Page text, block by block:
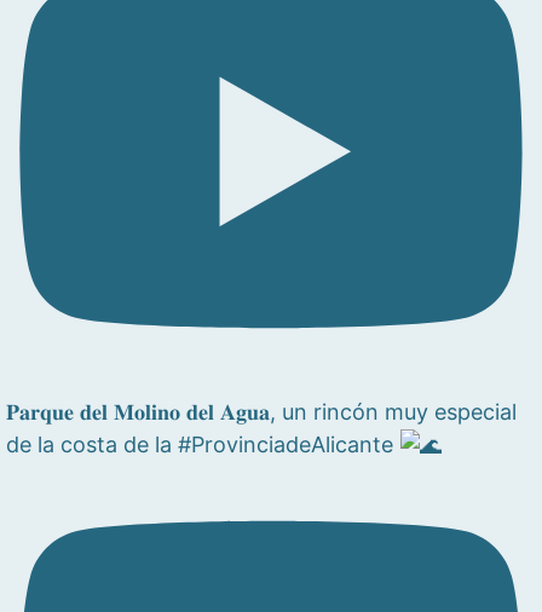
𝐏𝐚𝐫𝐪𝐮𝐞 𝐝𝐞𝐥 𝐌𝐨𝐥𝐢𝐧𝐨 𝐝𝐞𝐥 𝐀𝐠𝐮𝐚, un rincón muy especial
de la costa de la #ProvinciadeAlicante